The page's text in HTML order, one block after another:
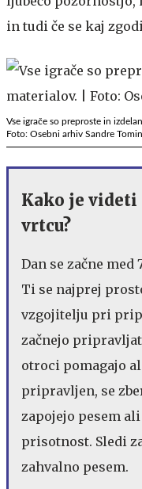
in tudi če se kaj
Vse igrače so preproste in
Foto: Osebni arhiv Sandre
Kako je videti
vrtcu?
Dan se začne
Ti se najprej
vzgojitelju pri
začnejo
otroci pomagajo
pripravljen, se
zapojejo pesem
prisotnost. Sledi
zahvalno pesem.